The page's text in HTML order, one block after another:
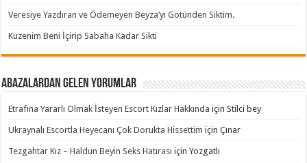
Veresiye Yazdıran ve Ödemeyen Beyza’yı Götünden Siktim.
Kuzenim Beni İçirip Sabaha Kadar Sikti
Abazalardan Gelen Yorumlar
Etrafına Yararlı Olmak İsteyen Escort Kızlar Hakkında içinStilci bey
Ukraynalı Escortla Heyecanı Çok Dorukta Hissettim içinÇınar
Tezgahtar Kız – Haldun Beyin Seks Hatırası içinYozgatlı